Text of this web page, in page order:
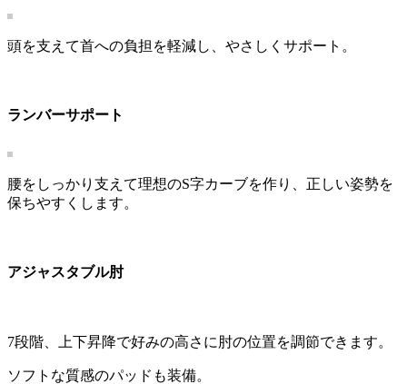
頭を支えて首への負担を軽減し、やさしくサポート。
ランバーサポート
腰をしっかり支えて理想のS字カーブを作り、正しい姿勢を
保ちやすくします。
アジャスタブル肘
7段階、上下昇降で好みの高さに肘の位置を調節できます。
ソフトな質感のパッドも装備。